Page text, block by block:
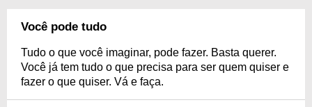
Você pode tudo
Tudo o que você imaginar, pode fazer. Basta querer.
Você já tem tudo o que precisa para ser quem quiser e
fazer o que quiser. Vá e faça.